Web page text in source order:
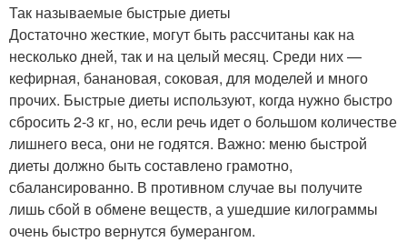
Так называемые быстрые диеты
Достаточно жесткие, могут быть рассчитаны как на
несколько дней, так и на целый месяц. Среди них —
кефирная, банановая, соковая, для моделей и много
прочих. Быстрые диеты используют, когда нужно быстро
сбросить 2-3 кг, но, если речь идет о большом количестве
лишнего веса, они не годятся. Важно: меню быстрой
диеты должно быть составлено грамотно,
сбалансированно. В противном случае вы получите
лишь сбой в обмене веществ, а ушедшие килограммы
очень быстро вернутся бумерангом.